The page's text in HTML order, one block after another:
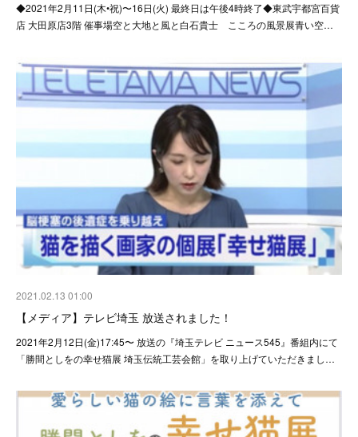
◆2021年2月11日(木•祝)〜16日(火) 最終日は午後4時終了◆東武宇都宮百貨
店 大田原店3階 催事場空と大地と風と白石貴士 こころの風景展青い空…
2021.02.13 01:00
【メディア】テレビ埼玉 放送されました！
2021年2月12日(金)17:45〜 放送の『埼玉テレビ ニュース545』番組内にて
「勝間としをの幸せ猫展 埼玉伝統工芸会館」を取り上げていただきまし…